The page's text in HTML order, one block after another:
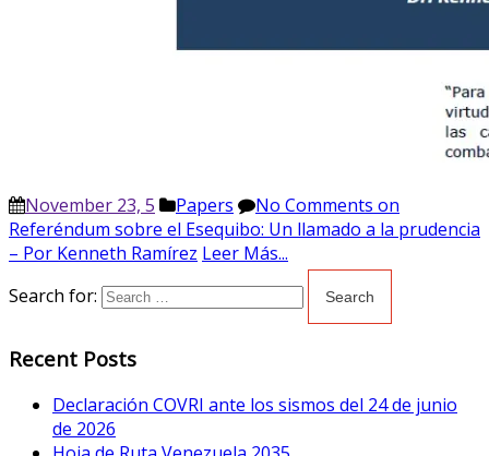
November 23, 5 Papers No Comments on
Referéndum sobre el Esequibo: Un llamado a la prudencia
– Por Kenneth Ramírez Leer Más...
Search for:
Recent Posts
Declaración COVRI ante los sismos del 24 de junio
de 2026